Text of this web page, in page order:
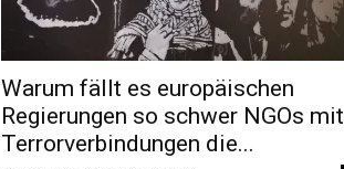
Warum fällt es europäischen
Regierungen so schwer NGOs mit
Terrorverbindungen die...